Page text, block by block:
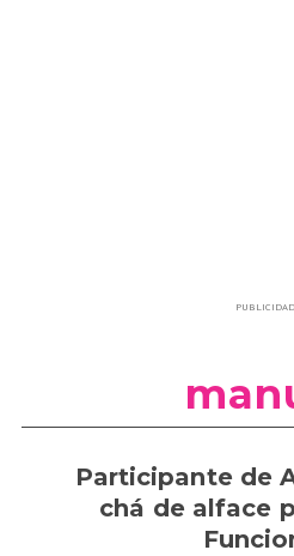
Participante de
chá de alface